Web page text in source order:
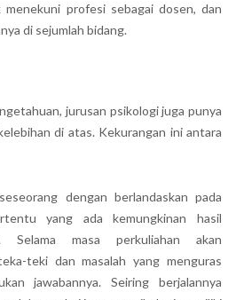
profesi sebagai dosen, dan
di sejumlah bidang.
jurusan psikologi juga punya
di atas. Kekurangan ini antara
dengan berlandaskan pada
yang ada kemungkinan hasil
Selama masa perkuliahan akan
teki dan masalah yang menguras
jawabannya. Seiring berjalannya